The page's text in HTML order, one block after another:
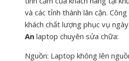
và các tỉnh thành lân cận.
khách chất lượng phục vụ
An laptop chuyên sửa chữa:
Nguồn: Laptop không lên